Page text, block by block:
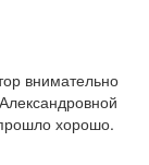
внимательно
хорошо.